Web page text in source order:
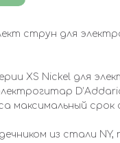
струн для
XS Nickel для
максимальный
из стали